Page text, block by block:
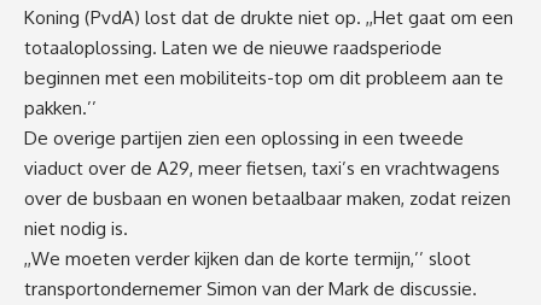
Koning (PvdA) lost dat de drukte niet op. ,,Het gaat om een
totaaloplossing. Laten we de nieuwe raadsperiode
beginnen met een mobiliteits-top om dit probleem aan te
pakken.’’
De overige partijen zien een oplossing in een tweede
viaduct over de A29, meer fietsen, taxi’s en vrachtwagens
over de busbaan en wonen betaalbaar maken, zodat reizen
niet nodig is.
,,We moeten verder kijken dan de korte termijn,’’ sloot
transportondernemer Simon van der Mark de discussie.